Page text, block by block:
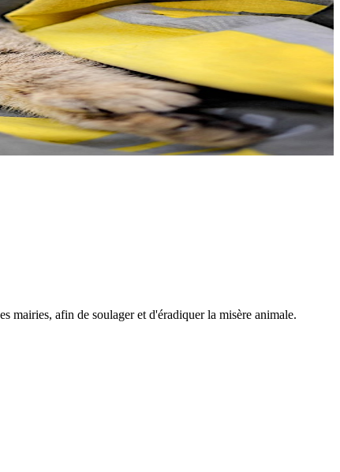
mairies, afin de soulager et d'éradiquer la misère animale.